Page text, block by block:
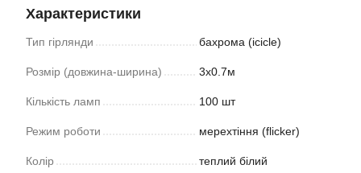
Характеристики
Тип гірлянди бахрома (icicle)
Розмір (довжина-ширина) 3х0.7м
Кількість ламп 100 шт
Режим роботи мерехтіння (flicker)
Колір теплий білий